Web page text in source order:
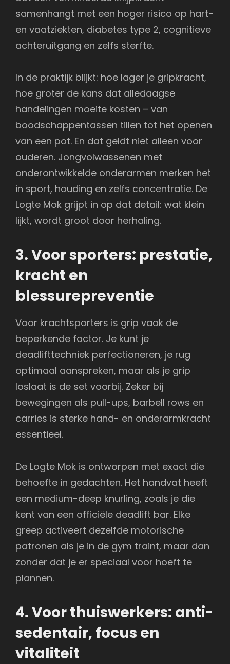
samenhangt met een hoger risico op hart-
en vaatziekten, diabetes type 2, cognitieve
achteruitgang en zelfs sterfte.
In de praktijk blijkt: hoe lager je gripkracht,
hoe groter de kans dat alledaagse
handelingen moeite kosten – van
boodschappentassen tillen tot het openen
van een pot. En dat geldt niet alleen voor
ouderen. Jongvolwassenen met
onderontwikkelde onderarmen merken het
in sport, houding en zelfs concentratie. De
Logte Mok grijpt in op dat detail: wat klein
lijkt, wordt groot door herhaling.
3. Voor sporters: prestatie,
kracht en
blessurepreventie
Voor krachtsporters is grip vaak de
beperkende factor. Je kunt je
deadlifttechniek perfectioneren, je rug
optimaal aanspreken, maar als je grip
loslaat is de set voorbij. Zeker bij
bewegingen als pull-ups, barbell rows en
carries is sterke hand- en onderarmkracht
essentieel.
De Logte Mok is ontworpen met exact die
behoefte in gedachten. Het handvat heeft
een medium-deep knurling, zoals je die
kent van een officiële deadlift bar. Elke
greep activeert dezelfde motorische
patronen als je in de gym traint, maar dan
zonder dat je er speciaal voor hoeft te
plannen.
4. Voor thuiswerkers: anti-
sedentair, focus en
vitaliteit